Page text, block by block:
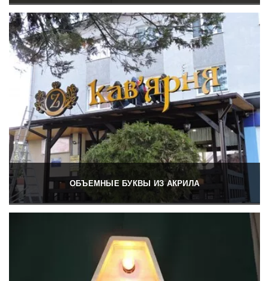
ОБЪЕМНЫЕ БУКВЫ ИЗ АКРИЛА